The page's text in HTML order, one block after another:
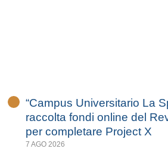
“Campus Universitario La
raccolta fondi online del
per completare Project X
7 AGO 2026